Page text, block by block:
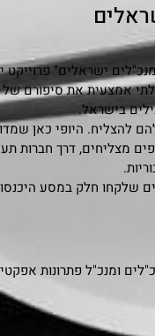
ישראלים" פרוייקט
בישראל.
להצליח. היופי כאן
מצליחים, דרך חברות
שלקחו חלק במסע
ומנכ"ל פתרונות